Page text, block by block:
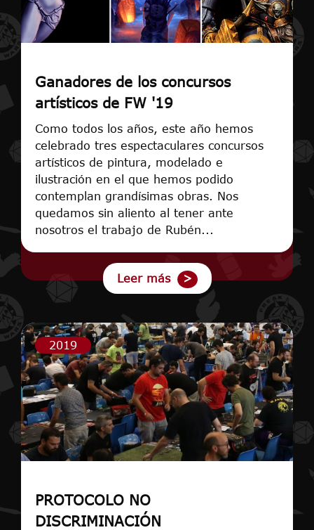
Ganadores de los concursos
artísticos de FW '19
Como todos los años, este año hemos
celebrado tres espectaculares concursos
artísticos de pintura, modelado e
ilustración en el que hemos podido
contemplan grandísimas obras. Nos
quedamos sin aliento al tener ante
nosotros el trabajo de Rubén...
Leer más
2019
PROTOCOLO NO
DISCRIMINACIÓN